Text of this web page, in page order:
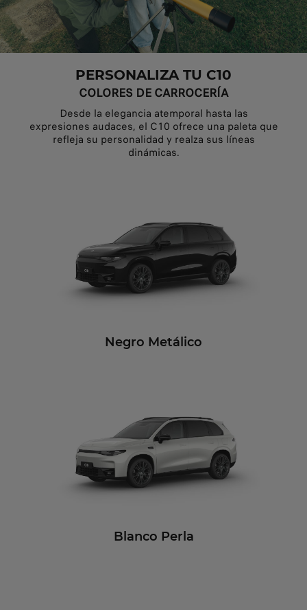
PERSONALIZA TU C10
COLORES DE CARROCERÍA
Desde la elegancia atemporal hasta las
expresiones audaces, el C10 ofrece una paleta que
refleja su personalidad y realza sus líneas
dinámicas.
Negro Metálico
Blanco Perla